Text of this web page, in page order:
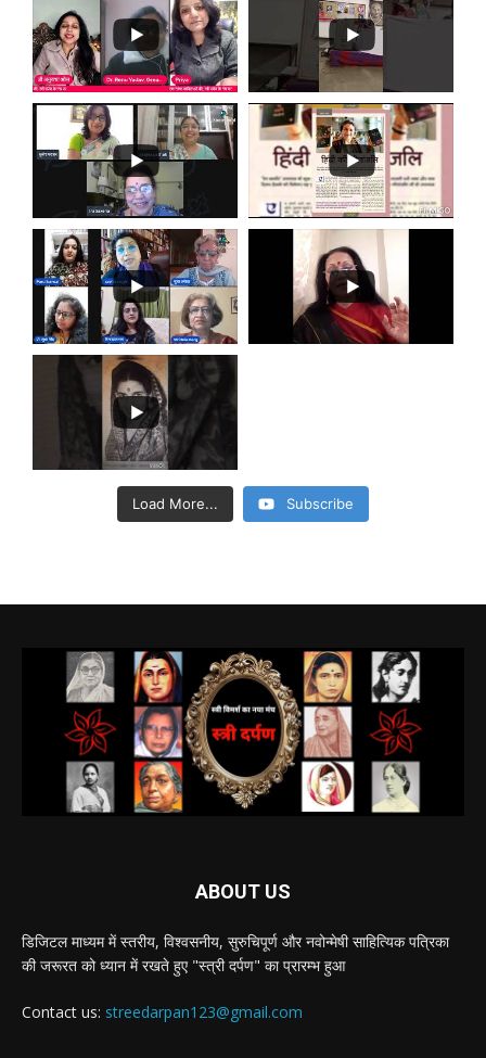
Load More... Subscribe
ABOUT US
डिजिटल माध्यम में स्तरीय, विश्वसनीय, सुरुचिपूर्ण और नवोन्मेषी साहित्यिक पत्रिका
की जरूरत को ध्यान में रखते हुए "स्त्री दर्पण" का प्रारम्भ हुआ
Contact us: streedarpan123@gmail.com